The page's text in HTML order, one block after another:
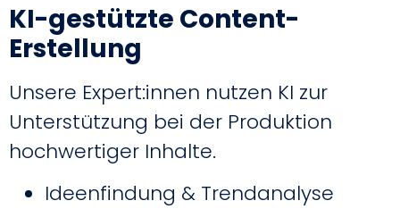
KI-gestützte Content-
Erstellung
Unsere Expert:innen nutzen KI zur
Unterstützung bei der Produktion
hochwertiger Inhalte.
Ideenfindung & Trendanalyse